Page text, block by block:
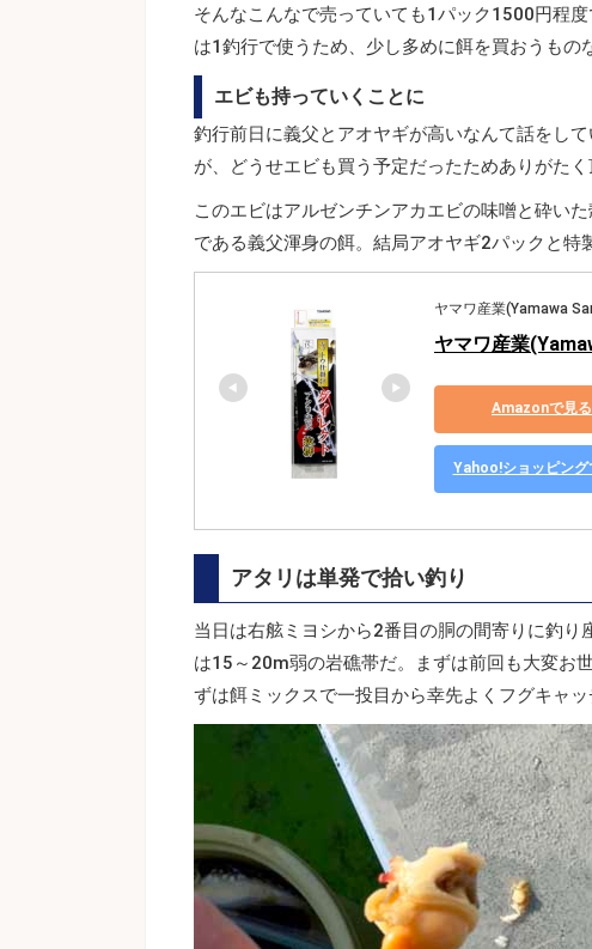
そんなこんなで売っていても1パック1500円程
は1釣行で使うため、少し多めに餌を買おうもの
エビも持っていくことに
釣行前日に義父とアオヤギが高いなんて話をし
が、どうせエビも買う予定だったためありがたく
このエビはアルゼンチンアカエビの味噌と砕い
である義父渾身の餌。結局アオヤギ2パックと特
ヤマワ産業(Yamawa
ヤマワ産業
Amazonで見る
Yahoo!ショッピング
アタリは単発で拾い釣り
当日は右舷ミヨシから2番目の胴の間寄りに釣
は15～20m弱の岩礁帯だ。まずは前回も大変お
ずは餌ミックスで一投目から幸先よくフグキャッ